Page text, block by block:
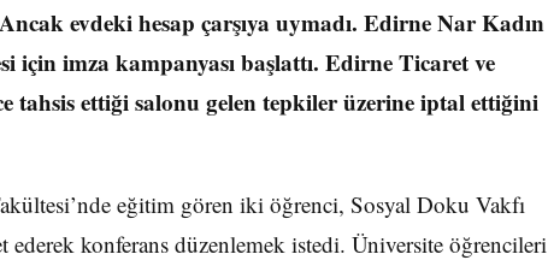
evdeki hesap çarşıya uymadı. Edirne Nar Kadın
için imza kampanyası başlattı. Edirne Ticaret ve
tahsis ettiği salonu gelen tepkiler üzerine iptal ettiğini
eğitim gören iki öğrenci, Sosyal Doku Vakfı
ederek konferans düzenlemek istedi. Üniversite öğrencileri